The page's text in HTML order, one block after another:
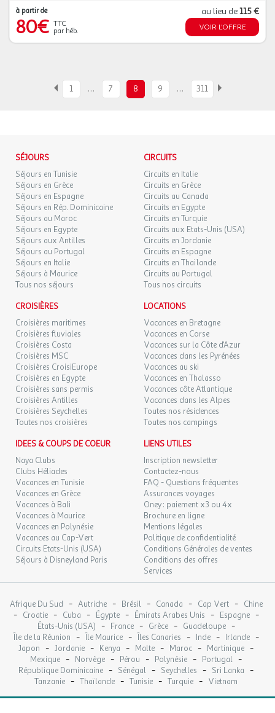
à partir de
80€ TTC
par héb.
au lieu de115 €
VOIR L'OFFRE
1 … 7 8 9 … 311
SÉJOURS
Séjours en Tunisie
Séjours en Grèce
Séjours en Espagne
Séjours en Rép. Dominicaine
Séjours au Maroc
Séjours en Egypte
Séjours aux Antilles
Séjours au Portugal
Séjours en Italie
Séjours à Maurice
Tous nos séjours
CIRCUITS
Circuits en Italie
Circuits en Grèce
Circuits au Canada
Circuits en Egypte
Circuits en Turquie
Circuits aux Etats-Unis (USA)
Circuits en Jordanie
Circuits en Espagne
Circuits en Thaïlande
Circuits au Portugal
Tous nos circuits
CROISIÈRES
Croisières maritimes
Croisières fluviales
Croisières Costa
Croisières MSC
Croisières CroisiEurope
Croisières en Egypte
Croisières sans permis
Croisières Antilles
Croisières Seychelles
Toutes nos croisières
LOCATIONS
Vacances en Bretagne
Vacances en Corse
Vacances sur la Côte d'Azur
Vacances dans les Pyrénées
Vacances au ski
Vacances en Thalasso
Vacances côte Atlantique
Vacances dans les Alpes
Toutes nos résidences
Toutes nos campings
IDEES & COUPS DE COEUR
Naya Clubs
Clubs Héliades
Vacances en Tunisie
Vacances en Grèce
Vacances à Bali
Vacances à Maurice
Vacances en Polynésie
Vacances au Cap-Vert
Circuits Etats-Unis (USA)
Séjours à Disneyland Paris
LIENS UTILES
Inscription newsletter
Contactez-nous
FAQ - Questions fréquentes
Assurances voyages
Oney : paiement x3 ou 4x
Brochure en ligne
Mentions légales
Politique de confidentialité
Conditions Générales de ventes
Conditions des offres
Services
Afrique Du Sud - Autriche - Brésil - Canada - Cap Vert - Chine
- Croatie - Cuba - Égypte - Émirats Arabes Unis - Espagne -
États-Unis (USA) - France - Grèce - Guadeloupe -
Île de la Réunion - Île Maurice - Îles Canaries - Inde - Irlande -
Japon - Jordanie - Kenya - Malte - Maroc - Martinique -
Mexique - Norvège - Pérou - Polynésie - Portugal -
République Dominicaine - Sénégal - Seychelles - Sri Lanka -
Tanzanie - Thaïlande - Tunisie - Turquie - Vietnam